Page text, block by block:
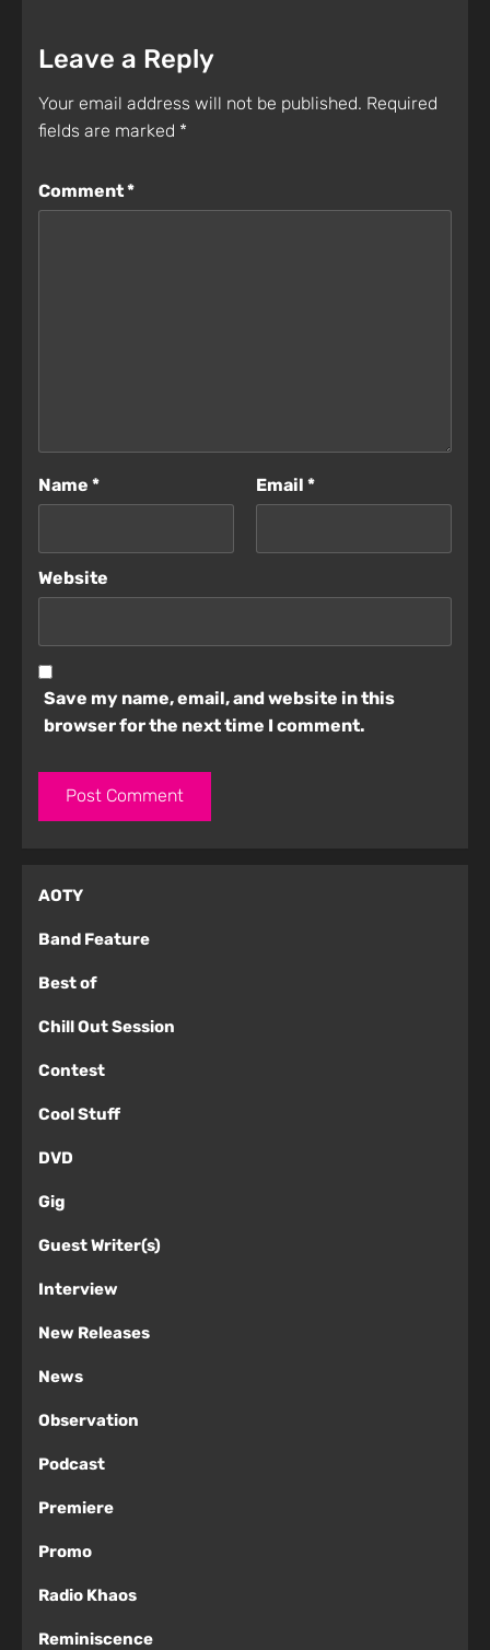
Leave a Reply
Your email address will not be published. Required
fields are marked *
Comment*
Name * Email *
Website
Save my name, email, and website in this
browser for the next time I comment.
AOTY
Band Feature
Best of
Chill Out Session
Contest
Cool Stuff
DVD
Gig
Guest Writer(s)
Interview
New Releases
News
Observation
Podcast
Premiere
Promo
Radio Khaos
Reminiscence